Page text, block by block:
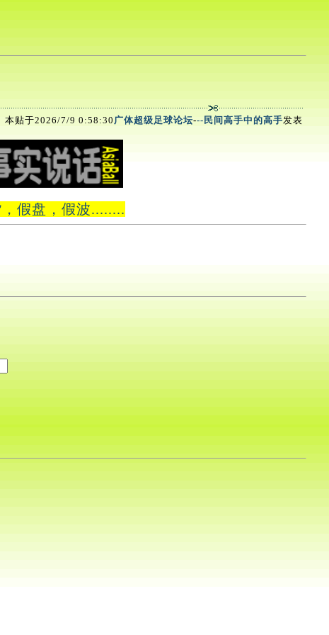
本贴于2026/7/9 0:58:30 广体超级足球论坛---民间高手中的高手发表
假盘，假波........